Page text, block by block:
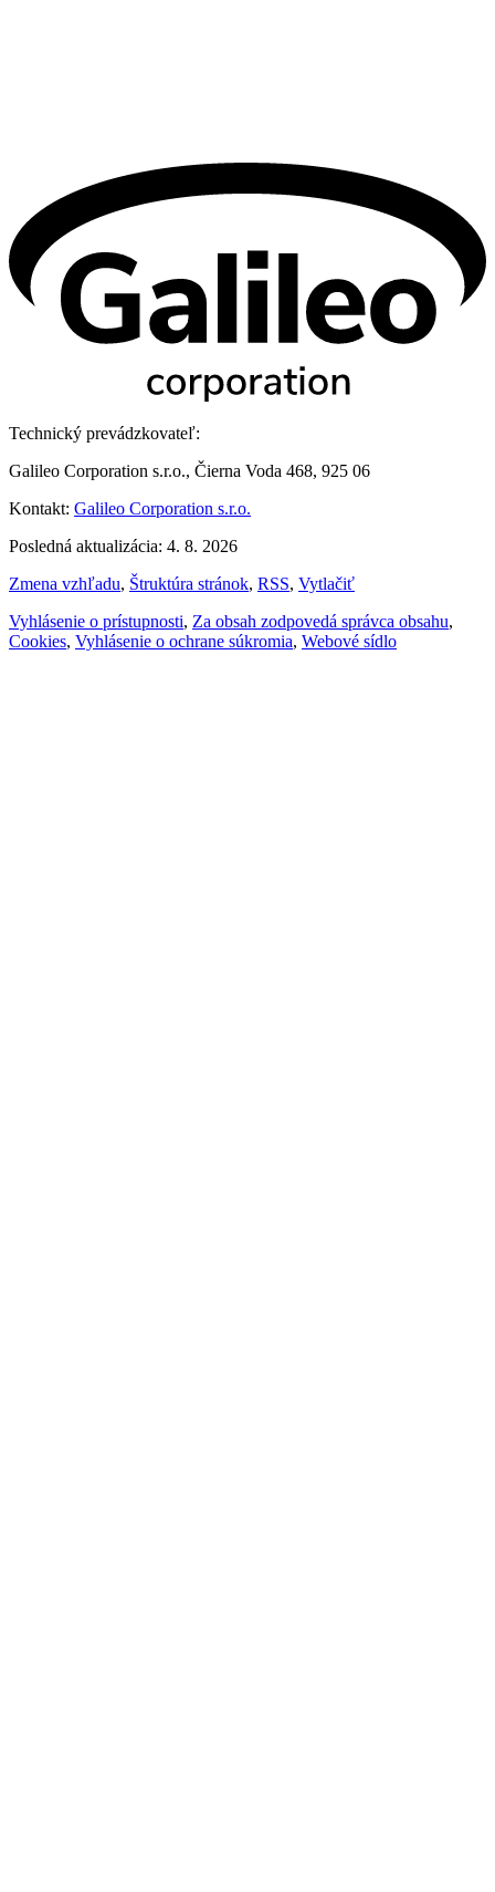
Technický prevádzkovateľ:
Galileo Corporation s.r.o., Čierna Voda 468, 925 06
Kontakt: Galileo Corporation s.r.o.
Posledná aktualizácia: 4. 8. 2026
Zmena vzhľadu, Štruktúra stránok, RSS, Vytlačiť
Vyhlásenie o prístupnosti, Za obsah zodpovedá správca obsahu,
Cookies, Vyhlásenie o ochrane súkromia, Webové sídlo